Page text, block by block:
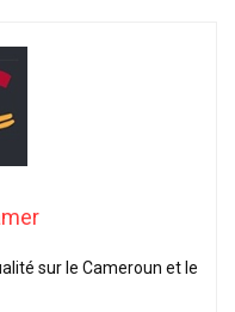
sur le Cameroun et le